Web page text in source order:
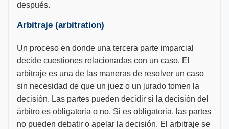
después.
Arbitraje (arbitration)
Un proceso en donde una tercera parte imparcial
decide cuestiones relacionadas con un caso. El
arbitraje es una de las maneras de resolver un caso
sin necesidad de que un juez o un jurado tomen la
decisión. Las partes pueden decidir si la decisión del
árbitro es obligatoria o no. Si es obligatoria, las partes
no pueden debatir o apelar la decisión. El arbitraje se